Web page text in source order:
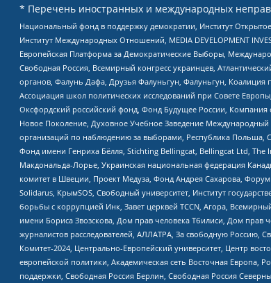
* Перечень иностранных и международных
Национальный фонд в поддержку демократии, Институт
Институт Международных Отношений, MEDIA DEVELOPMENT
Европейская Платформа за Демократические Выборы,
Свободная Россия, Всемирный конгресс украинцев,
органов, Фалунь Дафа, Друзья Фалуньгун, Фалуньгун, Коалиция
Ассоциация школ политических исследований при Совете
Оксфордский российский фонд, Фонд Будущее России, Компания
Новое Поколение, Духовное Учебное Заведение
организаций по наблюдению за выборами, Республика
Фонд имени Генриха Бёлля, Stichting Bellingcat, Bellingcat Ltd,
Макдональда-Лорье, Украинская национальная федерация
комитет в Швеции, Проект Медуза, Фонд Андрея Сахарова,
Solidarus, КрымSOS, Свободный университет, Институт
борьбы с коррупцией Инк, Завет церквей TCCN, Агора,
имени Бориса Звозскова, Дом прав человека Тбилиси, Дом прав
журналистов расследователей, АЛЛАТРА, За свободную Россию,
Комитет-2024, Центрально-Европейский университет, Центр
европейской политики, Академическая сеть Восточная Европа,
поддержки, Свободная Россия Берлин, Свободная Россия